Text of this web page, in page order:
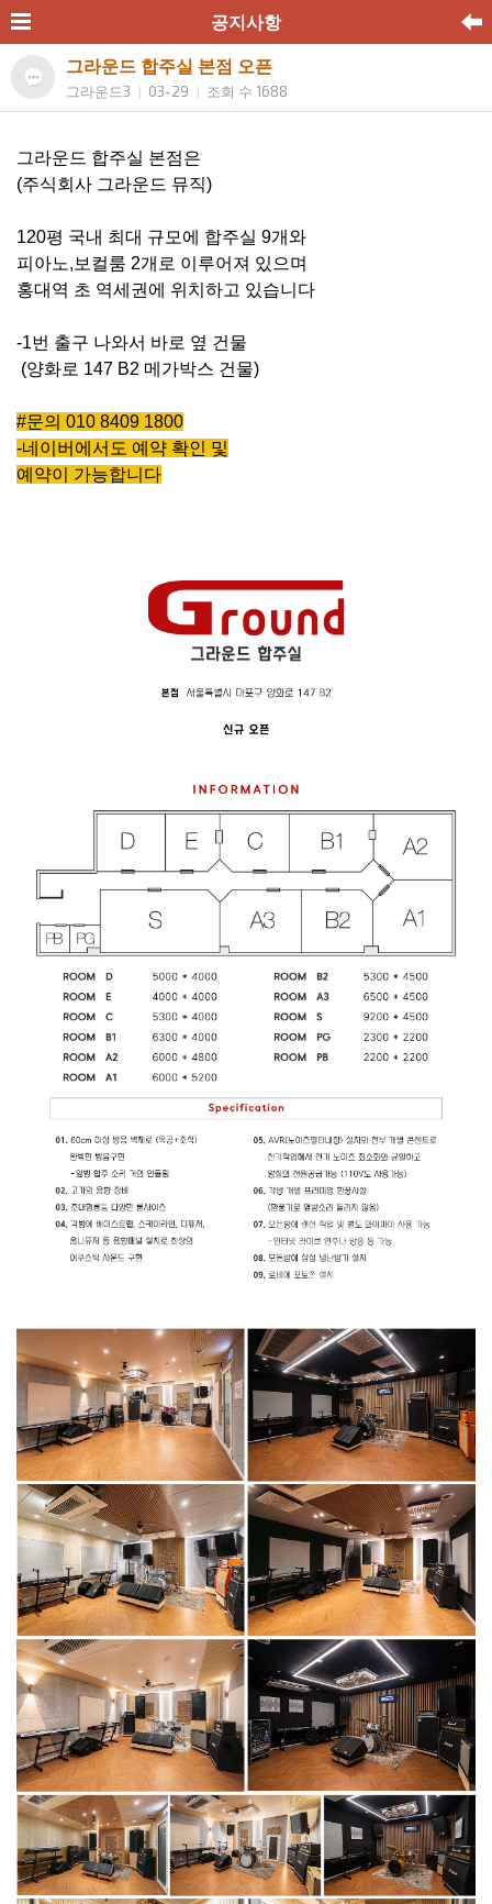
공지사항
그라운드 합주실 본점 오픈
그라운드3 03-29 조회 수 1688
그라운드 합주실 본점은
(주식회사 그라운드 뮤직)
120평 국내 최대 규모에 합주실 9개와
피아노,보컬룸 2개로 이루어져 있으며
홍대역 초 역세권에 위치하고 있습니다
-1번 출구 나와서 바로 옆 건물
(양화로 147 B2 메가박스 건물)
#문의 010 8409 1800
-네이버에서도 예약 확인 및
예약이 가능합니다